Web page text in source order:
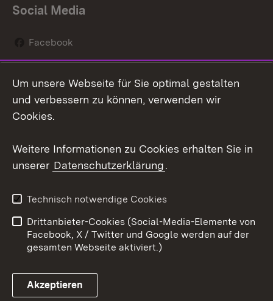
Social Media
Facebook
Social Wall
Youtube
Link zum Landesportal
Kontakt
Datenschutz
Barrierefreiheit
Impressum Cookies
Um unsere Webseite für Sie optimal gestalten
und verbessern zu können, verwenden wir
Cookies.
Weitere Informationen zu Cookies erhalten Sie in
unserer Datenschutzerklärung.
Technisch notwendige Cookies
Drittanbieter-Cookies (Social-Media-Elemente von
Facebook, X / Twitter und Google werden auf der
gesamten Webseite aktiviert.)
Akzeptieren